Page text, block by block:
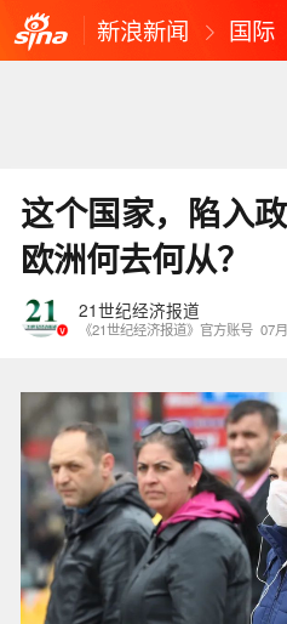
新浪新闻 国际
这个国家，陷入
欧洲何去何从？
21世纪经济报道
《21世纪经济报道》官方账号 07